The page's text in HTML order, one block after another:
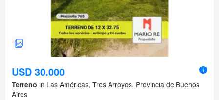
USD 30.000
Terreno in Las Américas, Tres Arroyos, Provincia de Buenos
Aires